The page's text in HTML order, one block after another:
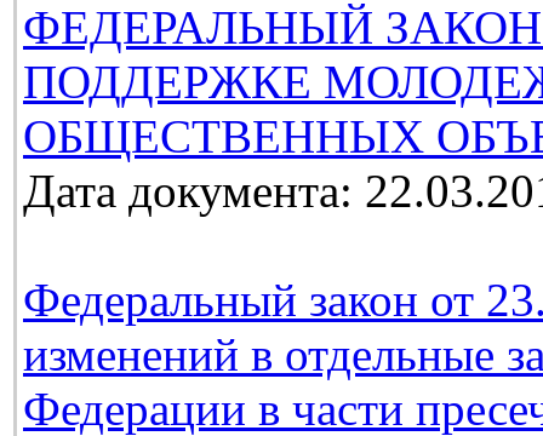
ФЕДЕРАЛЬНЫЙ
ПОДДЕРЖКЕ
ОБЩЕСТВЕННЫХ
Дата документа:
Федеральный закон от
изменений в отдельные
Федерации в части